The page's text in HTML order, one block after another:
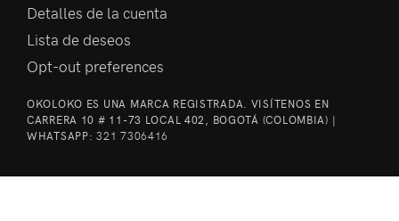
Detalles de la cuenta
Lista de deseos
Opt-out preferences
OKOLOKO ES UNA MARCA REGISTRADA. VISÍTENOS EN
CARRERA 10 # 11-73 LOCAL 402, BOGOTÁ (COLOMBIA) |
WHATSAPP:321 7306416